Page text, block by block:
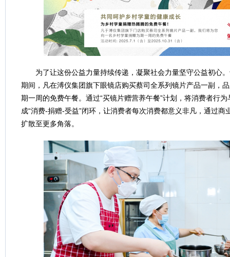
为了让这份公益力量持续传递，凝聚社会力量坚守公益初心
期间，凡在溥仪集团旗下眼镜店购买蔡司全系列镜片产品一副，
期一周的免费午餐。通过“买镜片赠营养午餐”计划，将消费者行
成“消费-捐赠-受益”闭环，让消费者每次消费都意义非凡，通过商
扩散至更多角落。